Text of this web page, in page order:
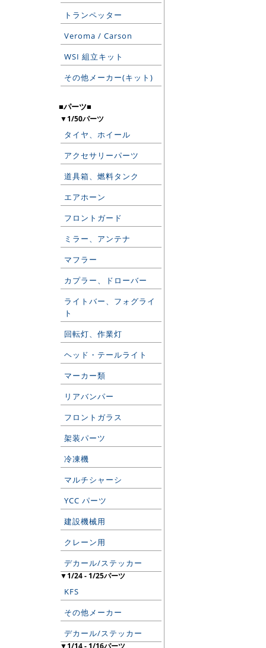
トランペッター
Veroma / Carson
WSI 組立キット
その他メーカー(キット)
■パーツ■
▼1/50パーツ
タイヤ、ホイール
アクセサリーパーツ
道具箱、燃料タンク
エアホーン
フロントガード
ミラー、アンテナ
マフラー
カプラー、ドローバー
ライトバー、フォグライ
ト
回転灯、作業灯
ヘッド・テールライト
マーカー類
リアバンパー
フロントガラス
架装パーツ
冷凍機
マルチシャーシ
YCC パーツ
建設機械用
クレーン用
デカール/ステッカー
▼1/24 - 1/25パーツ
KFS
その他メーカー
デカール/ステッカー
▼1/14 - 1/16パーツ